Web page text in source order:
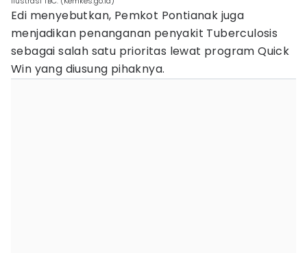
Edi menyebutkan, Pemkot Pontianak juga
menjadikan penanganan penyakit Tuberculosis
sebagai salah satu prioritas lewat program Quick
Win yang diusung pihaknya.